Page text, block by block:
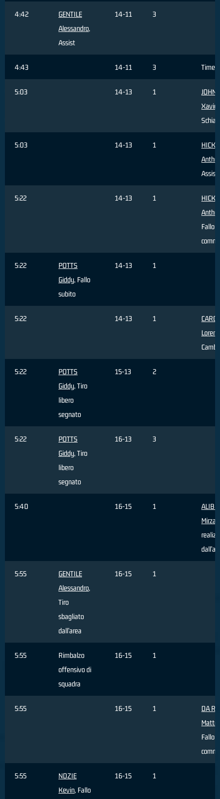
4:42
GENTILE
Alessandro,
Assist
14-11 3
4:43 14-11 3
5:03 14-13 1
Xavier
5:03 14-13 1
Assist
5:22 14-13 1
Fallo
5:22
POTTS
Giddy, Fallo
subito
14-13 1
5:22 14-13 1
5:22
POTTS
Giddy, Tiro
libero
segnato
15-13 2
5:22
POTTS
Giddy, Tiro
libero
segnato
16-13 3
5:40 16-15 1
Mirza
5:55
GENTILE
Alessandro,
Tiro
sbagliato
dall'area
16-15 1
5:55
Rimbalzo
offensivo di
squadra
16-15 1
5:55 16-15 1
DA
Fallo
5:55
NDZIE
Kevin, Fallo
16-15 1